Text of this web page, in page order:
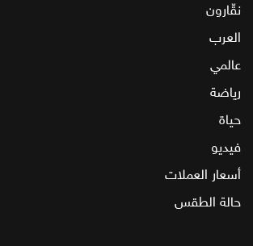
نقّارون
العرب
عالمي
رياضة
حياة
فيديو
أسعار العملات
حالة الطقس